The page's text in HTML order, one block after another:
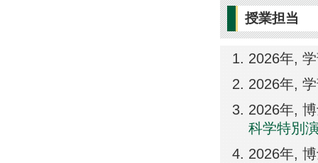
授業担当
2026年,
2026年,
2026年,
科学特別
2026年,